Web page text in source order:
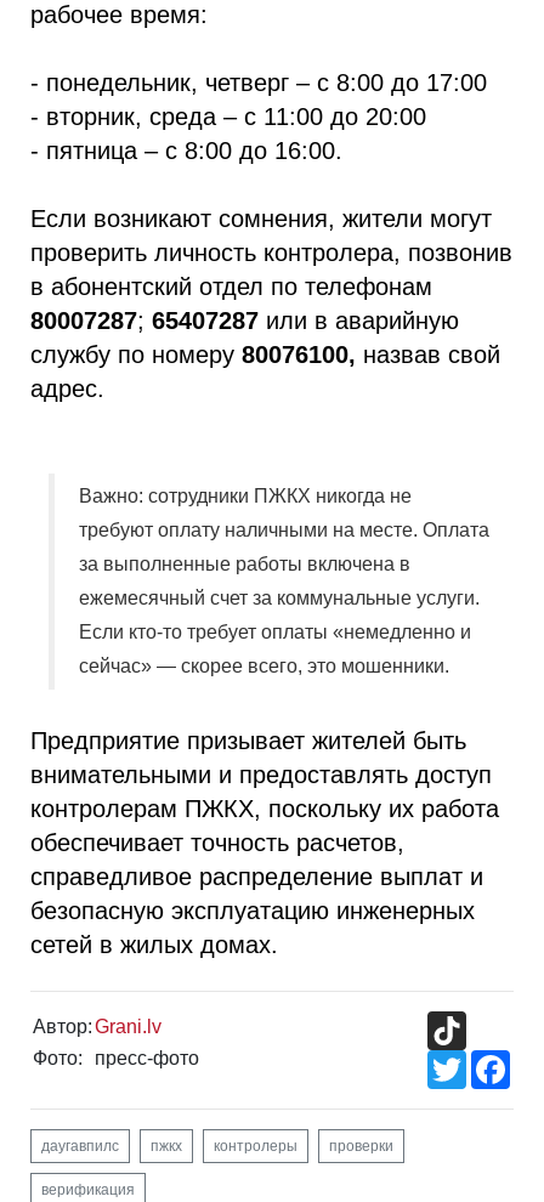
рабочее время:
- понедельник, четверг – с 8:00 до 17:00
- вторник, среда – с 11:00 до 20:00
- пятница – с 8:00 до 16:00.
Если возникают сомнения, жители могут
проверить личность контролера, позвонив
в абонентский отдел по телефонам
80007287; 65407287 или в аварийную
службу по номеру 80076100, назвав свой
адрес.
Важно: сотрудники ПЖКХ никогда не
требуют оплату наличными на месте. Оплата
за выполненные работы включена в
ежемесячный счет за коммунальные услуги.
Если кто-то требует оплаты «немедленно и
сейчас» — скорее всего, это мошенники.
Предприятие призывает жителей быть
внимательными и предоставлять доступ
контролерам ПЖКХ, поскольку их работа
обеспечивает точность расчетов,
справедливое распределение выплат и
безопасную эксплуатацию инженерных
сетей в жилых домах.
Автор:Grani.lv
Фото:
пресс-фото
Twitter
даугавпилс пжкх контролеры проверки
верификация